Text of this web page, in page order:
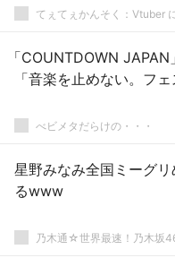
んじ】
「COUNTDOWN
「音楽を止めない。フェ
べビメタだらけの・・・
星野みなみ全国ミーグ
るwww